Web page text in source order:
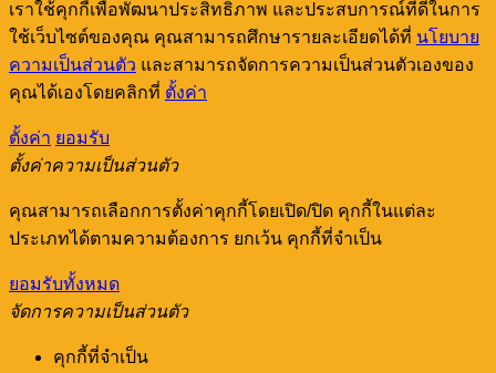
เราใช้คุกกี้เพื่อพัฒนาประสิทธิภาพ และประสบการณ์ที่ดีในการ
ใช้เว็บไซต์ของคุณ คุณสามารถศึกษารายละเอียดได้ที่ นโยบาย
ความเป็นส่วนตัว และสามารถจัดการความเป็นส่วนตัวเองของ
คุณได้เองโดยคลิกที่ ตั้งค่า
ตั้งค่า ยอมรับ
ตั้งค่าความเป็นส่วนตัว
คุณสามารถเลือกการตั้งค่าคุกกี้โดยเปิด/ปิด คุกกี้ในแต่ละ
ประเภทได้ตามความต้องการ ยกเว้น คุกกี้ที่จำเป็น
ยอมรับทั้งหมด
จัดการความเป็นส่วนตัว
คุกกี้ที่จำเป็น